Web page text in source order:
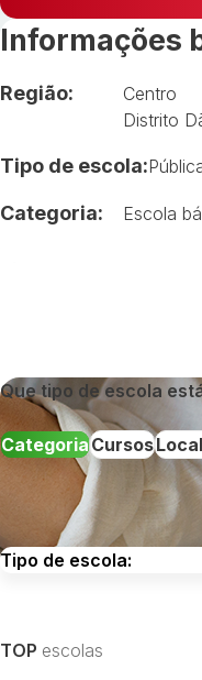
Informações
Região:
Centro
Distrito
Tipo de escola:
Categoria: Escola
Que tipo de escola
CategoriaCursos
TOP escolas